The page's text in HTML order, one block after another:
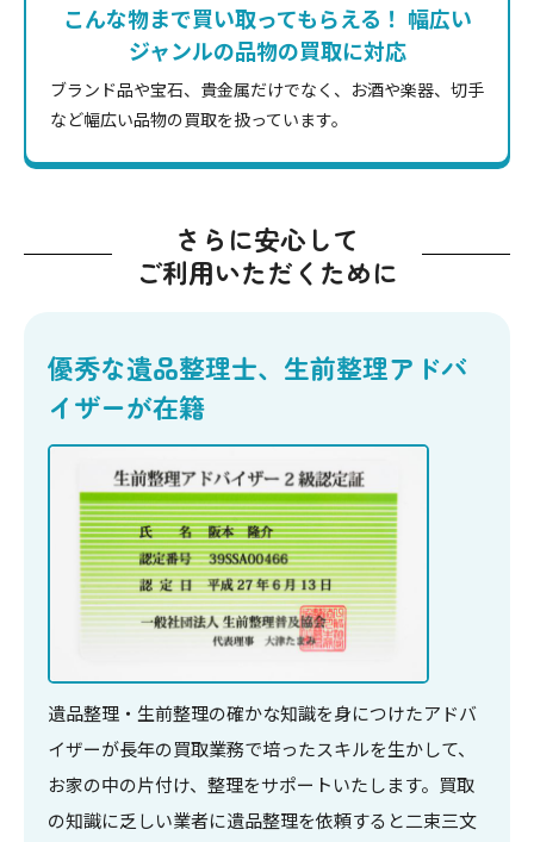
こんな物まで買い取ってもらえる！ 幅広い
ジャンルの品物の買取に対応
ブランド品や宝石、貴金属だけでなく、お酒や楽器、切手
など幅広い品物の買取を扱っています。
さらに安心して
ご利用いただくために
優秀な遺品整理士、生前整理アドバ
イザーが在籍
遺品整理・生前整理の確かな知識を身につけたアドバ
イザーが長年の買取業務で培ったスキルを生かして、
お家の中の片付け、整理をサポートいたします。買取
の知識に乏しい業者に遺品整理を依頼すると二束三文